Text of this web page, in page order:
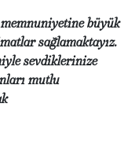
büyük
sağlamaktayız.
sevdiklerinize
mutlu